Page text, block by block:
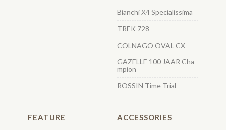
Bianchi X4 Specialissima
TREK 728
COLNAGO OVAL CX
GAZELLE 100 JAAR Cha
mpion
ROSSIN Time Trial
FEATURE ACCESSORIES